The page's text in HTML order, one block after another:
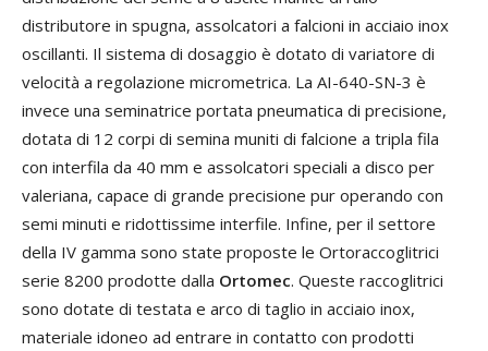
distributore in spugna, assolcatori a falcioni in acciaio inox
oscillanti. Il sistema di dosaggio è dotato di variatore di
velocità a regolazione micrometrica. La AI-640-SN-3 è
invece una seminatrice portata pneumatica di precisione,
dotata di 12 corpi di semina muniti di falcione a tripla fila
con interfila da 40 mm e assolcatori speciali a disco per
valeriana, capace di grande precisione pur operando con
semi minuti e ridottissime interfile. Infine, per il settore
della IV gamma sono state proposte le Ortoraccoglitrici
serie 8200 prodotte dalla Ortomec. Queste raccoglitrici
sono dotate di testata e arco di taglio in acciaio inox,
materiale idoneo ad entrare in contatto con prodotti